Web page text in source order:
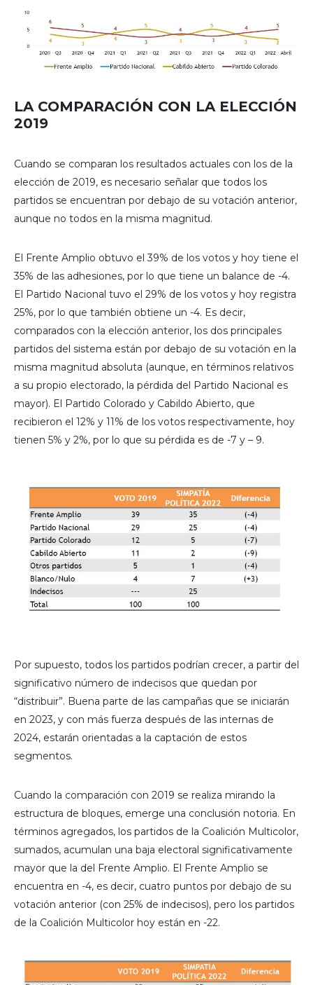
LA COMPARACIÓN CON LA ELECCIÓN
2019
Cuando se comparan los resultados actuales con los de la
elección de 2019, es necesario señalar que todos los
partidos se encuentran por debajo de su votación anterior,
aunque no todos en la misma magnitud.
El Frente Amplio obtuvo el 39% de los votos y hoy tiene el
35% de las adhesiones, por lo que tiene un balance de -4.
El Partido Nacional tuvo el 29% de los votos y hoy registra
25%, por lo que también obtiene un -4. Es decir,
comparados con la elección anterior, los dos principales
partidos del sistema están por debajo de su votación en la
misma magnitud absoluta (aunque, en términos relativos
a su propio electorado, la pérdida del Partido Nacional es
mayor). El Partido Colorado y Cabildo Abierto, que
recibieron el 12% y 11% de los votos respectivamente, hoy
tienen 5% y 2%, por lo que su pérdida es de -7 y – 9.
Por supuesto, todos los partidos podrían crecer, a partir del
significativo número de indecisos que quedan por
“distribuir”. Buena parte de las campañas que se iniciarán
en 2023, y con más fuerza después de las internas de
2024, estarán orientadas a la captación de estos
segmentos.
Cuando la comparación con 2019 se realiza mirando la
estructura de bloques, emerge una conclusión notoria. En
términos agregados, los partidos de la Coalición Multicolor,
sumados, acumulan una baja electoral significativamente
mayor que la del Frente Amplio. El Frente Amplio se
encuentra en -4, es decir, cuatro puntos por debajo de su
votación anterior (con 25% de indecisos), pero los partidos
de la Coalición Multicolor hoy están en -22.